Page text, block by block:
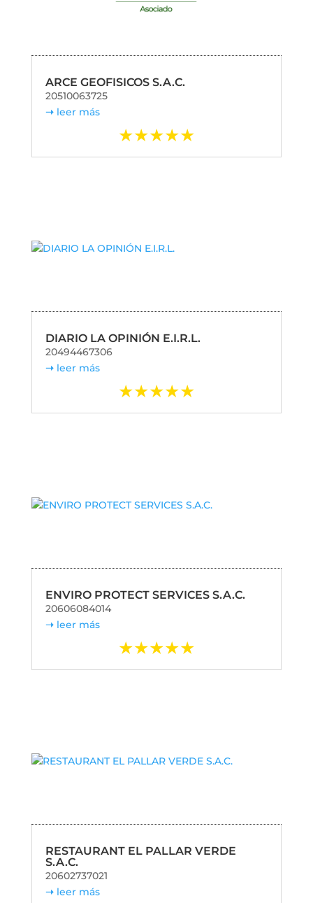
ARCE GEOFISICOS S.A.C.
20510063725
leer más
DIARIO LA OPINIÓN E.I.R.L.
20494467306
leer más
ENVIRO PROTECT SERVICES S.A.C.
20606084014
leer más
RESTAURANT EL PALLAR VERDE
S.A.C.
20602737021
leer más